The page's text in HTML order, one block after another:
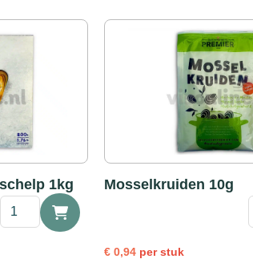
1kg
Mosselen
Mosselkruiden 10g
€ 0,94 per stuk